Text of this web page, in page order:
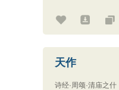
天作
诗经·周颂·清庙之什